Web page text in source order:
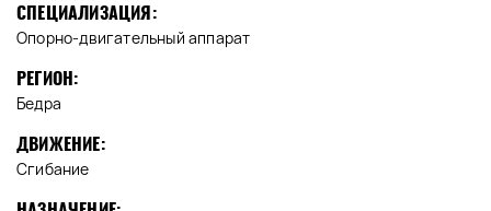
СПЕЦИАЛИЗАЦИЯ:
Опорно-двигательный аппарат
РЕГИОН:
Бедра
ДВИЖЕНИЕ:
Сгибание